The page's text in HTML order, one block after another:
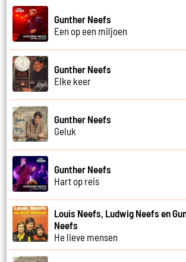
Gunther Neefs
Een op een miljoen
Gunther Neefs
Elke keer
Gunther Neefs
Geluk
Gunther Neefs
Hart op reis
Louis Neefs, Ludwig Neefs en
Neefs
He lieve mensen